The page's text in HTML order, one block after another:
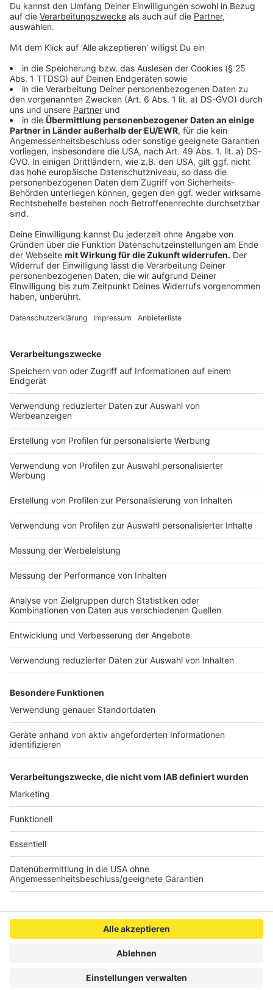
optional: Milchschaum
Ube-Pulver mit etwas heißer Milch glatt rühren. Die
restliche Milch erhitzen und dazugeben. Nach Belieben
süßen und mit Milchschaum servieren. Für eine Iced-
Version einfach über Eiswürfel gießen.
Ube Kaffee
Zutaten
1 Espresso oder 100 ml starker Kaffee
1 TL Ube-Pulver
150 ml Milch oder Pflanzendrink
1 TL Zucker oder Vanillesirup
Eiswürfel nach Belieben
Zubereitung
Ube mit etwas warmer Milch glatt verrühren. Espresso
oder Kaffee zubereiten und mit der restlichen Milch
zur Ube-Mischung geben. Nach Wunsch süßen und heiß
servieren oder auf Eis als Iced Ube Coffee genießen.
Ube-Lychee-Limo
Zutaten
1 TL Ube-Pulver
100 ml Lychee-Saft
150 ml Mineralwasser oder Soda
1-2 TL Limettensaft
Eiswürfel
optional: Lychees zur Dekoration
Zubereitung
Ube mit etwas Lychee-Saft glatt rühren. Mit dem
restlichen Saft, Limettensaft und Eiswürfeln in ein
Glas geben. Mit Mineralwasser auffüllen und vorsichtig
umrühren. Nach Belieben mit Lychees oder einer
Anzeige